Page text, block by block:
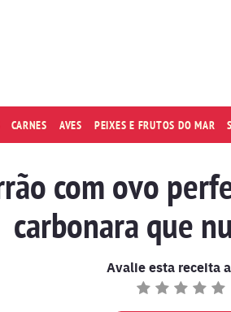
CARNES AVES PEIXES E FRUTOS DO MAR
com ovo
carbonara que
Avalie esta receita